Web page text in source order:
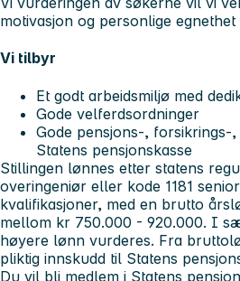
motivasjon og personlige
Vi tilbyr
Et godt arbeidsmiljø med
Gode velferdsordninger
Gode pensjons-, forsikrings-
Statens pensjonskasse
Stillingen lønnes etter statens
overingeniør eller kode 1181
kvalifikasjoner, med en brutto
mellom kr 750.000 - 920.000. I
høyere lønn vurderes. Fra
pliktig innskudd til Statens
Du vil bli medlem i Statens